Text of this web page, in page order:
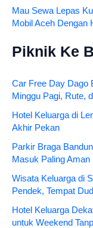
Mau Sewa Lepas
Mobil Aceh Dengan
Piknik Ke
Car Free Day Dago
Minggu Pagi, Rute,
Hotel Keluarga di
Akhir Pekan
Parkir Braga
Masuk Paling Aman
Wisata Keluarga di
Pendek, Tempat
Hotel Keluarga
untuk Weekend